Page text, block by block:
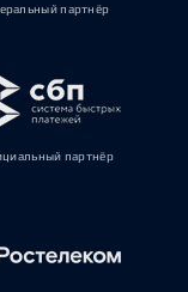
партнёр
партнёр